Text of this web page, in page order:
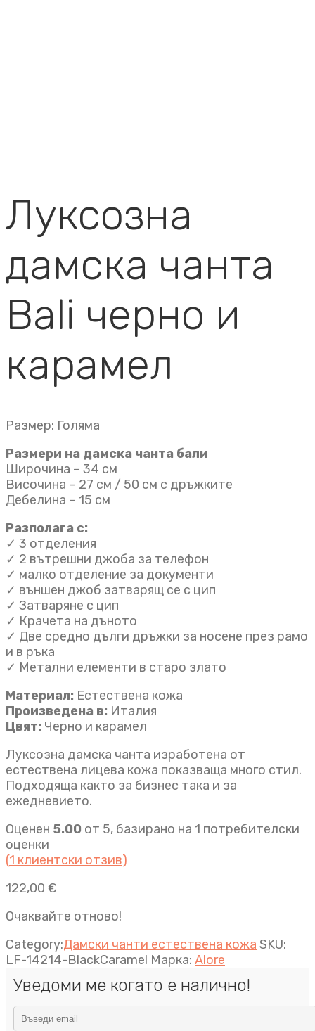
Луксозна
дамска чанта
Bali черно и
карамел
Размер: Голяма
Размери на дамска чанта бали
Широчина – 34 см
Височина – 27 см / 50 см с дръжките
Дебелина – 15 см
Разполага с:
✓ 3 отделения
✓ 2 вътрешни джоба за телефон
✓ малко отделение за документи
✓ външен джоб затварящ се с цип
✓ Затваряне с цип
✓ Крачета на дъното
✓ Две средно дълги дръжки за носене през рамо
и в ръка
✓ Метални елементи в старо злато
Материал: Естествена кожа
Произведена в: Италия
Цвят: Черно и карамел
Луксозна дамска чанта изработена от
естествена лицева кожа показваща много стил.
Подходяща както за бизнес така и за
ежедневието.
Оценен 5.00 от 5, базирано на 1 потребителски
оценки
(1 клиентски отзив)
122,00 €
Очаквайте отново!
Category:Дамски чанти естествена кожа SKU:
LF-14214-BlackCaramel Марка: Alore
Уведоми ме когато е налично!